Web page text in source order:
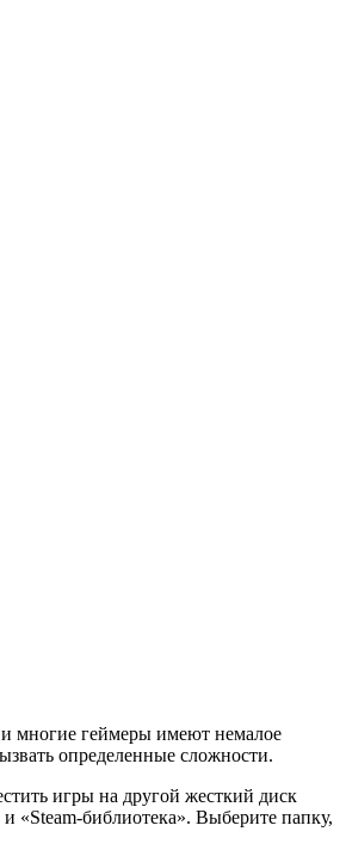
многие геймеры имеют немалое
определенные сложности.
игры на другой жесткий диск
«Steam-библиотека». Выберите папку,